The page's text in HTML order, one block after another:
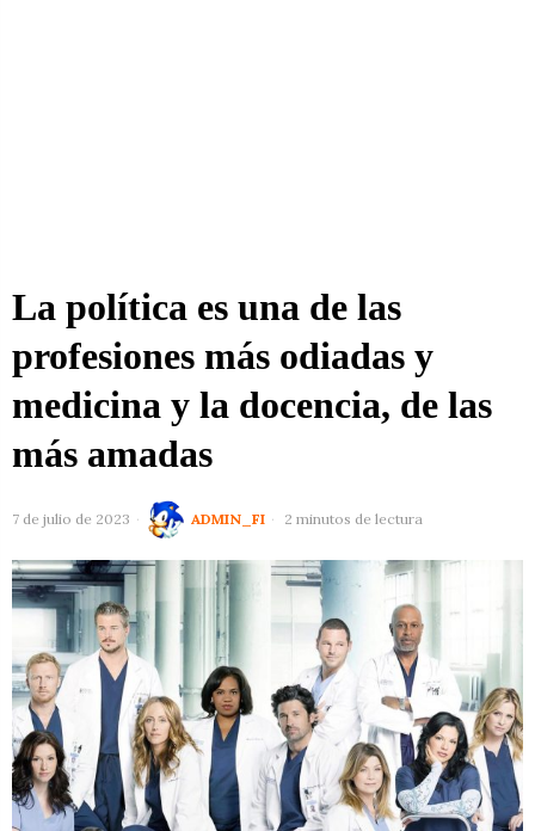
La política es una de las
profesiones más odiadas y
medicina y la docencia, de las
más amadas
7 de julio de 2023 ADMIN_FI 2 minutos de lectura